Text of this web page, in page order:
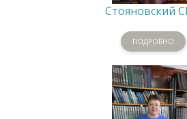
Стояновский
ПОДРОБНО